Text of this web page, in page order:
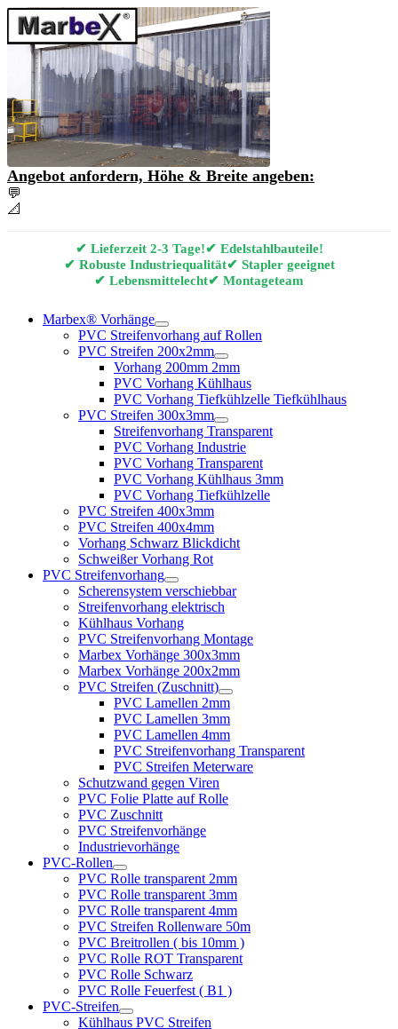
Angebot anfordern, Höhe & Breite angeben:
💬
📐
✔ Lieferzeit 2-3 Tage!✔ Edelstahlbauteile!
✔ Robuste Industriequalität✔ Stapler geeignet
✔ Lebensmittelecht✔ Montageteam
Marbex® Vorhänge
PVC Streifenvorhang auf Rollen
PVC Streifen 200x2mm
Vorhang 200mm 2mm
PVC Vorhang Kühlhaus
PVC Vorhang Tiefkühlzelle Tiefkühlhaus
PVC Streifen 300x3mm
Streifenvorhang Transparent
PVC Vorhang Industrie
PVC Vorhang Transparent
PVC Vorhang Kühlhaus 3mm
PVC Vorhang Tiefkühlzelle
PVC Streifen 400x3mm
PVC Streifen 400x4mm
Vorhang Schwarz Blickdicht
Schweißer Vorhang Rot
PVC Streifenvorhang
Scherensystem verschiebbar
Streifenvorhang elektrisch
Kühlhaus Vorhang
PVC Streifenvorhang Montage
Marbex Vorhänge 300x3mm
Marbex Vorhänge 200x2mm
PVC Streifen (Zuschnitt)
PVC Lamellen 2mm
PVC Lamellen 3mm
PVC Lamellen 4mm
PVC Streifenvorhang Transparent
PVC Streifen Meterware
Schutzwand gegen Viren
PVC Folie Platte auf Rolle
PVC Zuschnitt
PVC Streifenvorhänge
Industrievorhänge
PVC-Rollen
PVC Rolle transparent 2mm
PVC Rolle transparent 3mm
PVC Rolle transparent 4mm
PVC Streifen Rollenware 50m
PVC Breitrollen ( bis 10mm )
PVC Rolle ROT Transparent
PVC Rolle Schwarz
PVC Rolle Feuerfest ( B1 )
PVC-Streifen
Kühlhaus PVC Streifen